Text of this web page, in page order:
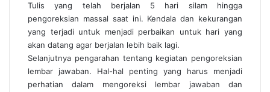
Tulis yang telah berjalan 5 hari silam hingga
pengoreksian massal saat ini. Kendala dan kekurangan
yang terjadi untuk menjadi perbaikan untuk hari yang
akan datang agar berjalan lebih baik lagi.
Selanjutnya pengarahan tentang kegiatan pengoreksian
lembar jawaban. Hal-hal penting yang harus menjadi
perhatian dalam mengoreksi lembar jawaban dan